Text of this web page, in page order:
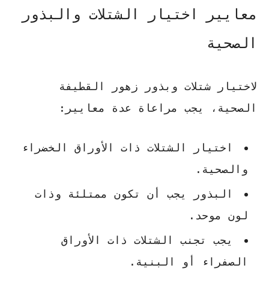
معايير اختيار الشتلات والبذور
الصحية
لاختيار شتلات وبذور زهور القطيفة
الصحية، يجب مراعاة عدة معايير:
اختيار الشتلات ذات الأوراق الخضراء
والصحية.
البذور يجب أن تكون ممتلئة وذات
لون موحد.
يجب تجنب الشتلات ذات الأوراق
الصفراء أو البنية.